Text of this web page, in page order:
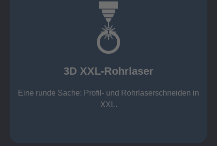
3D XXL-Rohrlaser
Eine runde Sache: Profil- und Rohrlaserschneiden in
XXL.
3D XXL-Rohrlaser
Rechteckprofile bis 300 x 300 mm
Wandstärken:
Nichtrostende Stähle 15 mm (oxidfrei)
Aluminium 10 mm (oxidfrei)